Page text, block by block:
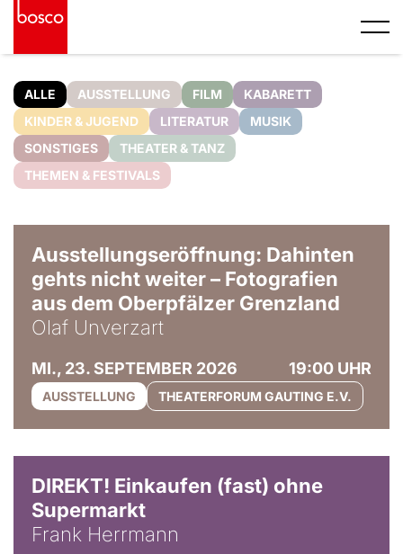
ALLE AUSSTELLUNG FILM
KABARETT
KINDER & JUGEND
LITERATUR
MUSIK
SONSTIGES
THEATER & TANZ
THEMEN & FESTIVALS
Ausstellungseröffnung: Dahinten
gehts nicht weiter – Fotografien
aus dem Oberpfälzer Grenzland
Olaf Unverzart
MI., 23. SEPTEMBER 2026 19:00 UHR
AUSSTELLUNG THEATERFORUM GAUTING E.V.
DIREKT! Einkaufen (fast) ohne
Supermarkt
Frank Herrmann